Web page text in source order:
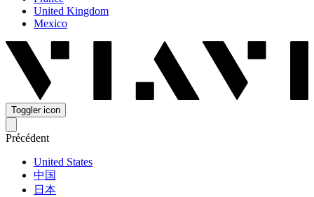
United Kingdom
Mexico
Toggler icon
Précédent
United States
中国
日本